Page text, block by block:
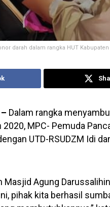
darah dalam rangka HUT Kabupaten
Dalam rangka
MPC- Pemuda
UTD-RSUDZM Idi
Masjid Agung
pihak kita berhasil